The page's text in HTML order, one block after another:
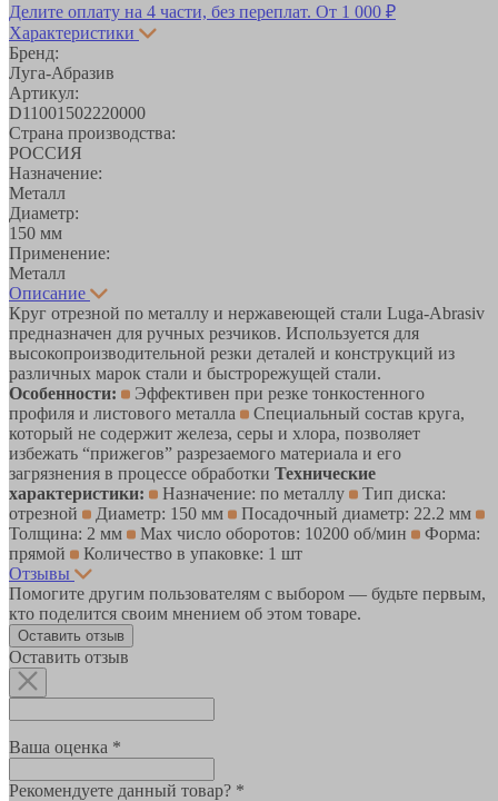
Делите оплату на 4 части, без переплат. От 1 000 ₽
Характеристики
Бренд:
Луга-Абразив
Артикул:
D11001502220000
Страна производства:
РОССИЯ
Назначение:
Металл
Диаметр:
150 мм
Применение:
Металл
Описание
Круг отрезной по металлу и нержавеющей стали Luga-Abrasiv
предназначен для ручных резчиков. Используется для
высокопроизводительной резки деталей и конструкций из
различных марок стали и быстрорежущей стали.
Особенности:
Эффективен при резке тонкостенного
профиля и листового металла
Специальный состав круга,
который не содержит железа, серы и хлора, позволяет
избежать “прижегов” разрезаемого материала и его
загрязнения в процессе обработки Технические
характеристики:
Назначение: по металлу
Тип диска:
отрезной
Диаметр: 150 мм
Посадочный диаметр: 22.2 мм
Толщина: 2 мм
Max число оборотов: 10200 об/мин
Форма:
прямой
Количество в упаковке: 1 шт
Отзывы
Помогите другим пользователям с выбором — будьте первым,
кто поделится своим мнением об этом товаре.
Оставить отзыв
Оставить отзыв
Ваша оценка *
Рекомендуете данный товар? *